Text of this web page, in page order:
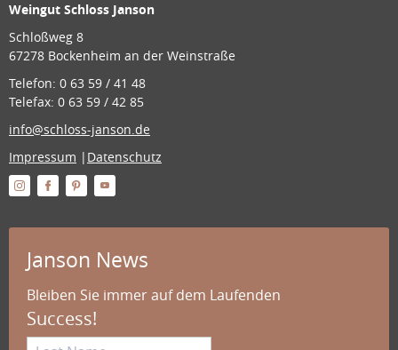
Weingut Schloss Janson
Schloßweg 8
67278 Bockenheim an der Weinstraße
Telefon: 0 63 59 / 41 48
Telefax: 0 63 59 / 42 85
info@schloss-janson.de
Impressum | Datenschutz
Janson News
Bleiben Sie immer auf dem Laufenden
Success!